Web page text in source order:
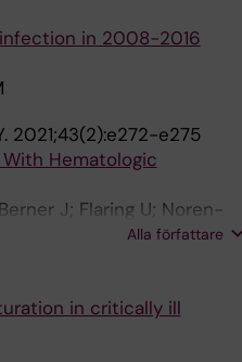
in 2008-2016
2021;43(2):e272-e275
Hematologic
J; Flaring U; Noren-
K; Abrahamsson J; Harila-
Alla författare
in critically ill